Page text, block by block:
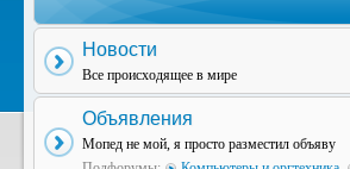
Новости
Все происходящее в мире
Объявления
Мопед не мой, я просто разместил объяву